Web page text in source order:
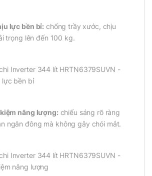
lực bền bỉ: chống trầy xước, chịu
trọng lên đến 100 kg.
năng lượng:chiếu sáng rõ ràng
ngăn đông mà không gây chói mắt.